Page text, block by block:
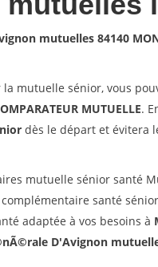
mutuelles 84140
mutuelle sénior, vous
MUTUELLE.
dès le départ et évitera
mutuelle sénior santé
complémentaire santé
adaptée à vos besoins à
D'Avignon